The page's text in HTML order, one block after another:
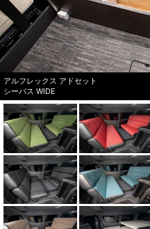
アルフレックス アドセット
シーバス WIDE